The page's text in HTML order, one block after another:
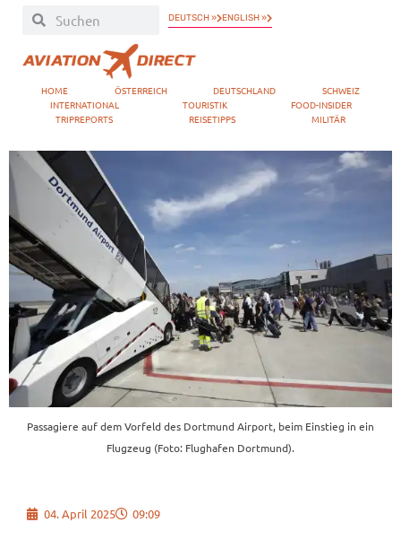
DEUTSCH » ENGLISH »
HOME ÖSTERREICH DEUTSCHLAND
SCHWEIZ
INTERNATIONAL
TOURISTIK
FOOD-INSIDER
TRIPREPORTS
REISETIPPS MILITÄR
Passagiere auf dem Vorfeld des Dortmund Airport, beim Einstieg in ein
Flugzeug (Foto: Flughafen Dortmund).
04. April 2025 09:09